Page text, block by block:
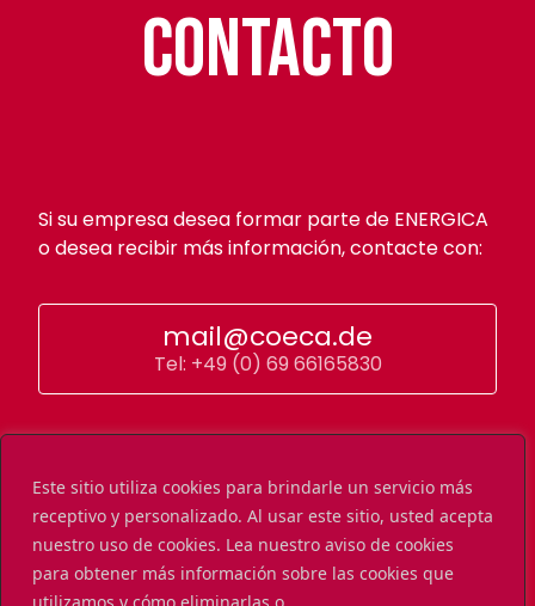
Este sitio utiliza cookies para brindarle un servicio más
receptivo y personalizado. Al usar este sitio, usted acepta
nuestro uso de cookies. Lea nuestro aviso de cookies
para obtener más información sobre las cookies que
Contacto
Si su empresa desea formar parte de ENERGICA
o desea recibir más información, contacte con:
mail@coeca.de
Tel: +49 (0) 69 66165830